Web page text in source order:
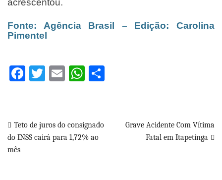
acrescentou.
Fonte: Agência Brasil – Edição: Carolina
Pimentel
Facebook
Twitter
EmailWhatsApp
Navegação
de
Teto de juros do consignado
do INSS cairá para 1,72% ao
mês
Grave Acidente Com Vítima
Fatal em Itapetinga